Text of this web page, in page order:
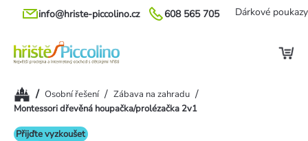
Přejít
608 565 705
info@hriste-piccolino.cz Dárkové poukazy
Domů/ Osobní řešení / Zábava na zahradu /
Montessori dřevěná houpačka/prolézačka 2v1
Přijďte vyzkoušet